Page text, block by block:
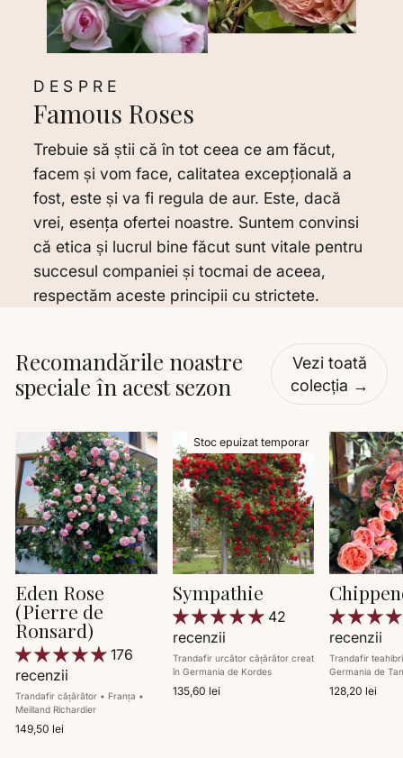
DESPRE
Famous Roses
Trebuie să știi că în tot ceea ce am făcut,
facem și vom face, calitatea excepţională a
fost, este și va fi regula de aur. Este, dacă
vrei, esenţa ofertei noastre. Suntem convinsi
că etica și lucrul bine făcut sunt vitale pentru
succesul companiei și tocmai de aceea,
respectăm aceste principii cu strictete.
Recomandările noastre
speciale în acest sezon
Vezi toată
colecția →
Eden Rose
(Pierre de
Ronsard)
176
recenzii
Trandafir cățărător • Franța •
Meilland Richardier
149,50 lei
Stoc epuizat temporar
Sympathie
42
recenzii
Trandafir urcător cățărător creat
în Germania de Kordes
135,60 lei
recenzii
Trandafir
Germania de
128,20 lei